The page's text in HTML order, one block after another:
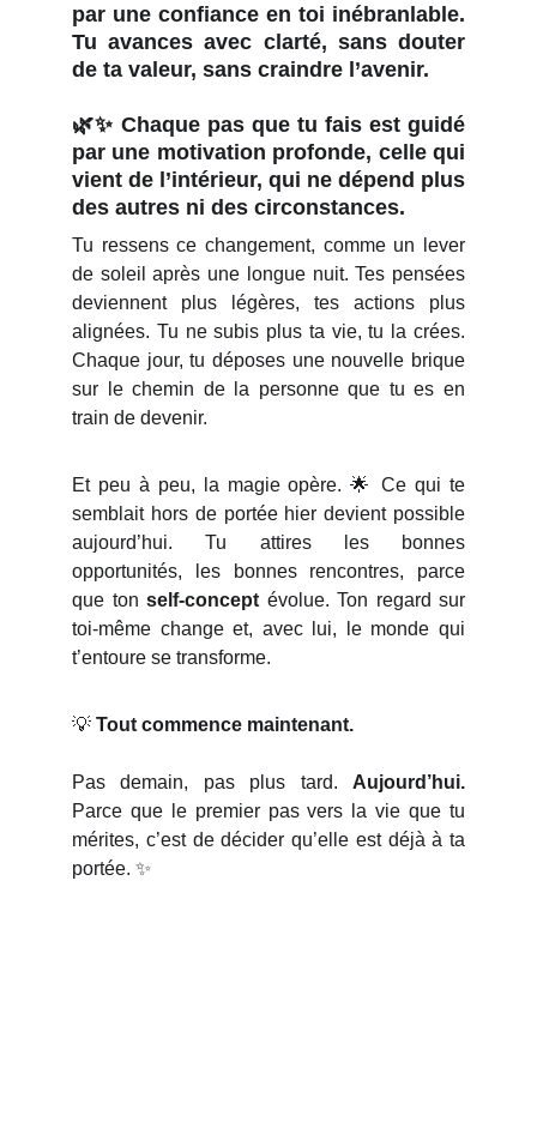
par une confiance en toi inébranlable.
Tu avances avec clarté, sans douter
de ta valeur, sans craindre l’avenir.
🌿✨ Chaque pas que tu fais est guidé
par une motivation profonde, celle qui
vient de l’intérieur, qui ne dépend plus
des autres ni des circonstances.
Tu ressens ce changement, comme un lever
de soleil après une longue nuit. Tes pensées
deviennent plus légères, tes actions plus
alignées. Tu ne subis plus ta vie, tu la crées.
Chaque jour, tu déposes une nouvelle brique
sur le chemin de la personne que tu es en
train de devenir.
Et peu à peu, la magie opère. 🌟 Ce qui te
semblait hors de portée hier devient possible
aujourd’hui. Tu attires les bonnes
opportunités, les bonnes rencontres, parce
que ton self-concept évolue. Ton regard sur
toi-même change et, avec lui, le monde qui
t’entoure se transforme.
💡 Tout commence maintenant.
Pas demain, pas plus tard. Aujourd’hui.
Parce que le premier pas vers la vie que tu
mérites, c’est de décider qu’elle est déjà à ta
portée. ✨